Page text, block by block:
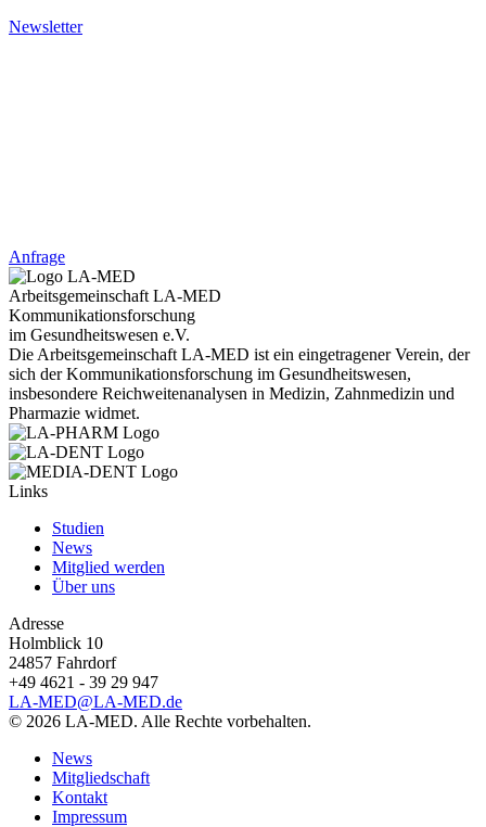
Newsletter
Anfrage
Arbeitsgemeinschaft LA-MED
Kommunikationsforschung
im Gesundheitswesen e.V.
Die Arbeitsgemeinschaft LA-MED ist ein eingetragener Verein, der
sich der Kommunikationsforschung im Gesundheitswesen,
insbesondere Reichweitenanalysen in Medizin, Zahnmedizin und
Pharmazie widmet.
Links
Studien
News
Mitglied werden
Über uns
Adresse
Holmblick 10
24857 Fahrdorf
+49 4621 - 39 29 947
LA-MED@LA-MED.de
© 2026 LA-MED. Alle Rechte vorbehalten.
News
Mitgliedschaft
Kontakt
Impressum